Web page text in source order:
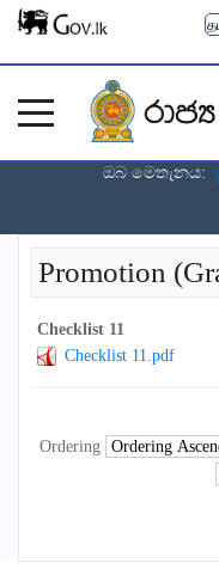
ඔබ මෙතැනය:
Promotion
Checklist 11
Checklist 11.pdf
Ordering